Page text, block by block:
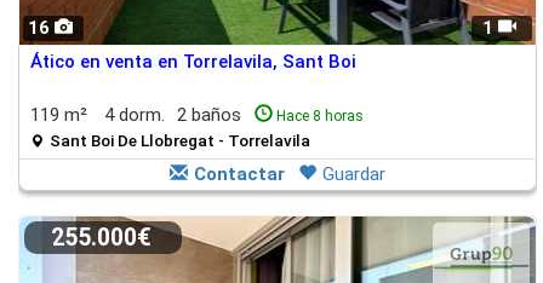
16 1
Ático en venta en Torrelavila, Sant Boi
119 m² 4 dorm. 2 baños Hace 8 horas
Sant Boi De Llobregat - Torrelavila
Contactar Guardar
255.000€